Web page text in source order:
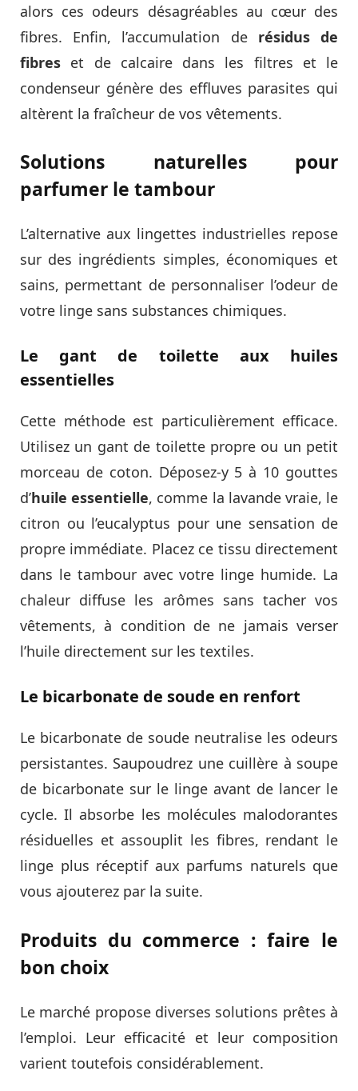
alors ces odeurs désagréables au cœur des
fibres. Enfin, l’accumulation de résidus de
fibres et de calcaire dans les filtres et le
condenseur génère des effluves parasites qui
altèrent la fraîcheur de vos vêtements.
Solutions naturelles pour
parfumer le tambour
L’alternative aux lingettes industrielles repose
sur des ingrédients simples, économiques et
sains, permettant de personnaliser l’odeur de
votre linge sans substances chimiques.
Le gant de toilette aux huiles
essentielles
Cette méthode est particulièrement efficace.
Utilisez un gant de toilette propre ou un petit
morceau de coton. Déposez-y 5 à 10 gouttes
d’huile essentielle, comme la lavande vraie, le
citron ou l’eucalyptus pour une sensation de
propre immédiate. Placez ce tissu directement
dans le tambour avec votre linge humide. La
chaleur diffuse les arômes sans tacher vos
vêtements, à condition de ne jamais verser
l’huile directement sur les textiles.
Le bicarbonate de soude en renfort
Le bicarbonate de soude neutralise les odeurs
persistantes. Saupoudrez une cuillère à soupe
de bicarbonate sur le linge avant de lancer le
cycle. Il absorbe les molécules malodorantes
résiduelles et assouplit les fibres, rendant le
linge plus réceptif aux parfums naturels que
vous ajouterez par la suite.
Produits du commerce : faire le
bon choix
Le marché propose diverses solutions prêtes à
l’emploi. Leur efficacité et leur composition
varient toutefois considérablement.